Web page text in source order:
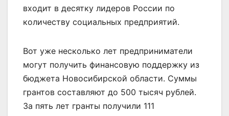
входит в десятку лидеров России по
количеству социальных предприятий.
Вот уже несколько лет предприниматели
могут получить финансовую поддержку из
бюджета Новосибирской области. Суммы
грантов составляют до 500 тысяч рублей.
За пять лет гранты получили 111